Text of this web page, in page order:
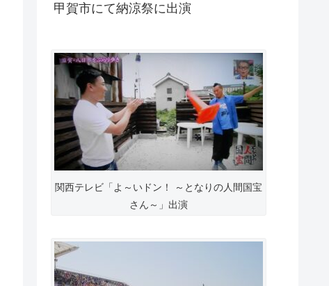
甲賀市にて納涼祭に出演
関西テレビ「よ～いドン！ ～となりの人間国宝
さん～」出演